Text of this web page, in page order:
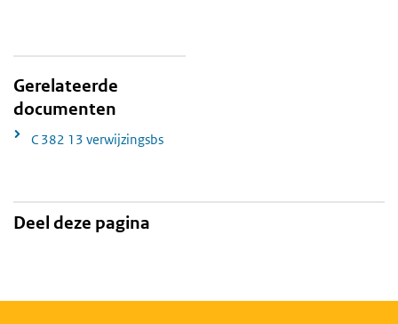
Gerelateerde
documenten
C 382 13 verwijzingsbs
Deel deze pagina